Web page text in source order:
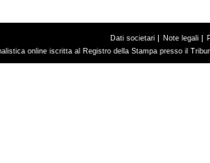
Dati societari | Note legali |
online iscritta al Registro della Stampa presso il